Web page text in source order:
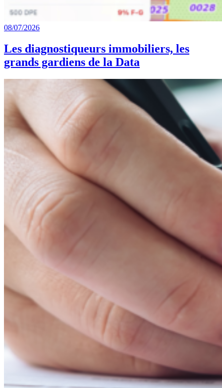
08/07/2026
Les diagnostiqueurs immobiliers, les
grands gardiens de la Data